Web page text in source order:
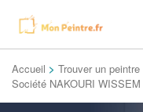
Accueil > Trouver un peintre
Société NAKOURI WISSEM